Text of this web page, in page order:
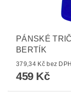
PÁNSKÉ
BERTÍK
379,34 Kč bez DPH
459 Kč